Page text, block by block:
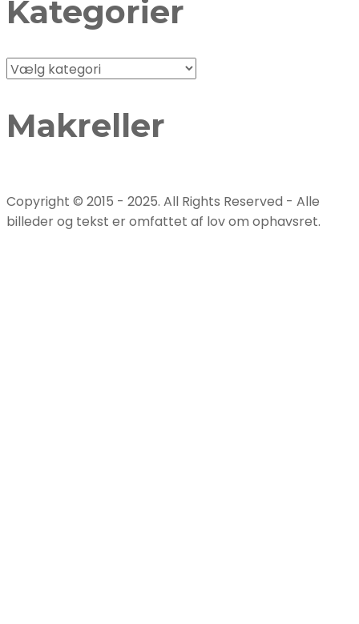
Kategorier
Kategorier
Makreller
Copyright © 2015 - 2025. All Rights Reserved - Alle
billeder og tekst er omfattet af lov om ophavsret.